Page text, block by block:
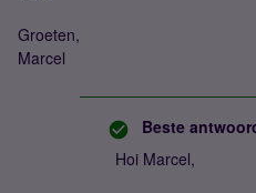
Groeten,
Marcel
Beste
Hoi Marcel,